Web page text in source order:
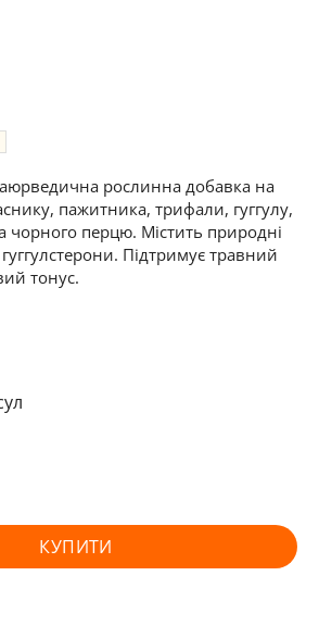
рослинна добавка на
пажитника, трифали, гуггулу,
чорного перцю. Містить природні
Підтримує травний
тонус.
КУПИТИ